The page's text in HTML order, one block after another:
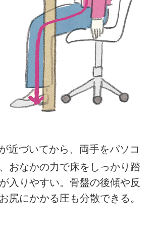
近づいてから、両手をパソコ
おなかの力で床をしっかり踏
入りやすい。骨盤の後傾や反
尻にかかる圧も分散できる。